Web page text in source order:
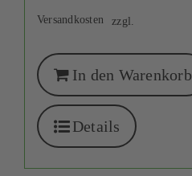
zzgl.
Versandkosten
In den Warenkorb
Details